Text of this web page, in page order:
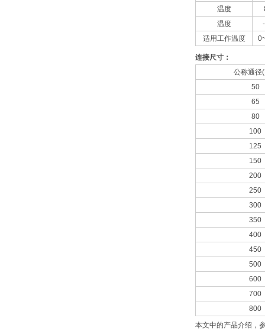
温度
温度
适用工作温度
连接尺寸：
公称通径
50
65
80
100
125
150
200
250
300
350
400
450
500
600
700
800
本文中的产品介绍，